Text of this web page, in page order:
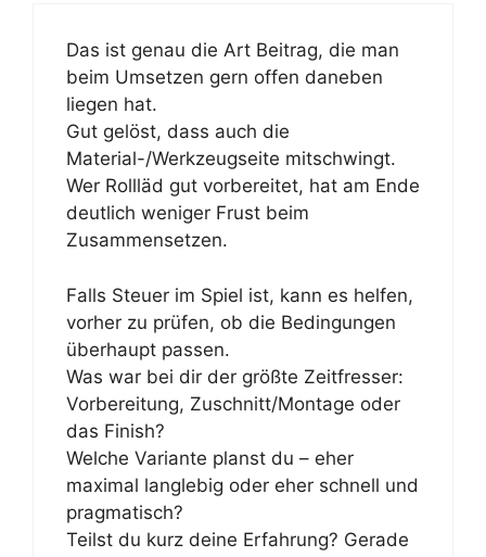
Das ist genau die Art Beitrag, die man
beim Umsetzen gern offen daneben
liegen hat.
Gut gelöst, dass auch die
Material-/Werkzeugseite mitschwingt.
Wer Rollläd gut vorbereitet, hat am Ende
deutlich weniger Frust beim
Zusammensetzen.
Falls Steuer im Spiel ist, kann es helfen,
vorher zu prüfen, ob die Bedingungen
überhaupt passen.
Was war bei dir der größte Zeitfresser:
Vorbereitung, Zuschnitt/Montage oder
das Finish?
Welche Variante planst du – eher
maximal langlebig oder eher schnell und
pragmatisch?
Teilst du kurz deine Erfahrung? Gerade